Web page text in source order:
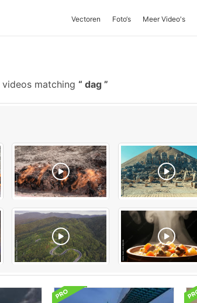
Vectoren Foto‘s Meer Video's
matching dag